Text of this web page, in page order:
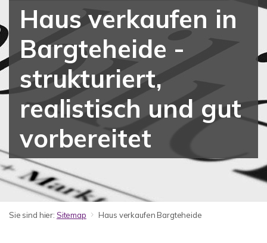
Haus verkaufen in
Bargteheide -
strukturiert,
realistisch und gut
vorbereitet
Sie sind hier: Sitemap Haus verkaufen Bargteheide